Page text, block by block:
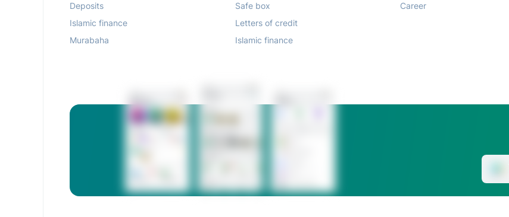
Deposits
Islamic finance
Murabaha
Safe box
Letters of credit
Islamic finance
Career